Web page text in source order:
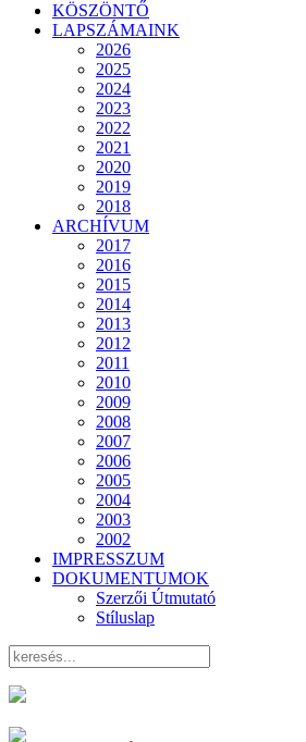
KÖSZÖNTŐ
LAPSZÁMAINK
2026
2025
2024
2023
2022
2021
2020
2019
2018
ARCHÍVUM
2017
2016
2015
2014
2013
2012
2011
2010
2009
2008
2007
2006
2005
2004
2003
2002
IMPRESSZUM
DOKUMENTUMOK
Szerzői Útmutató
Stíluslap